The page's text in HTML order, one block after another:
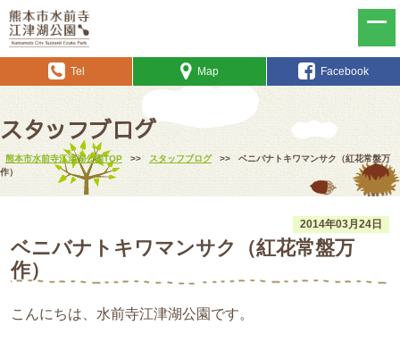
Tel Map Facebook
スタッフブログ
熊本市水前寺江津湖公園TOP >> スタッフブログ >>
ベニバナトキワマンサク（紅花常盤万
作）
2014年03月24日
ベニバナトキワマンサク（紅花常盤万
作）
こんにちは、水前寺江津湖公園です。